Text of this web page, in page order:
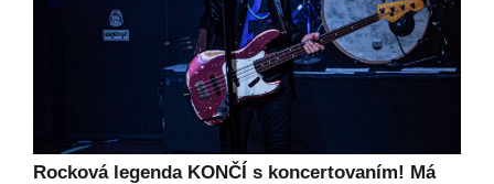
Rocková legenda KONČÍ s koncertovaním! Má